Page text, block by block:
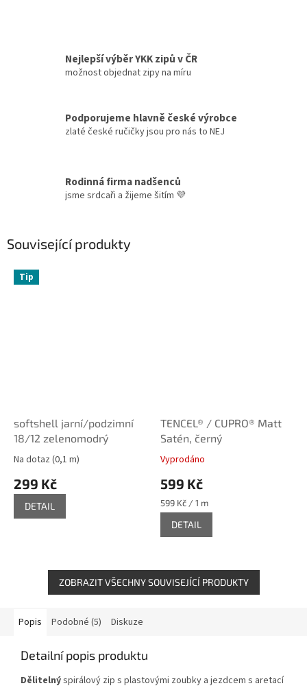
Nejlepší výběr YKK zipů v ČR
možnost objednat zipy na míru
Podporujeme hlavně české výrobce
zlaté české ručičky jsou pro nás to NEJ
Rodinná firma nadšenců
jsme srdcaři a žijeme šitím 💜
Související produkty
Tip
softshell jarní/podzimní
18/12 zelenomodrý
Na dotaz (0,1 m)
299 Kč
DETAIL
TENCEL® / CUPRO® Matt
Satén, černý
Vyprodáno
599 Kč
Měrná
cena:
599 Kč / 1 m
DETAIL
ZOBRAZIT VŠECHNY SOUVISEJÍCÍ PRODUKTY
Popis Podobné (5) Diskuze
Detailní popis produktu
Dělitelnýspirálový zip s plastovými zoubky a jezdcem s aretací